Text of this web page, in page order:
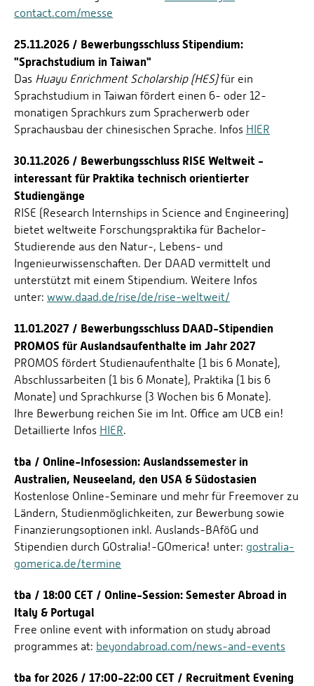
contact.com/messe
25.11.2026 / Bewerbungsschluss Stipendium:
"Sprachstudium in Taiwan"
Das Huayu Enrichment Scholarship (HES)für ein
Sprachstudium in Taiwan fördert einen 6- oder 12-
monatigen Sprachkurs zum Spracherwerb oder
Sprachausbau der chinesischen Sprache. Infos HIER
30.11.2026 / Bewerbungsschluss RISE Weltweit -
interessant für Praktika technisch orientierter
Studiengänge
RISE (Research Internships in Science and Engineering)
bietet weltweite Forschungspraktika für Bachelor-
Studierende aus den Natur-, Lebens- und
Ingenieurwissenschaften. Der DAAD vermittelt und
unterstützt mit einem Stipendium. Weitere Infos
unter: www.daad.de/rise/de/rise-weltweit/
11.01.2027 / Bewerbungsschluss DAAD-Stipendien
PROMOS für Auslandsaufenthalte im Jahr 2027
PROMOS fördert Studienaufenthalte (1 bis 6 Monate),
Abschlussarbeiten (1 bis 6 Monate), Praktika (1 bis 6
Monate) und Sprachkurse (3 Wochen bis 6 Monate).
Ihre Bewerbung reichen Sie im Int. Office am UCB ein!
Detaillierte Infos HIER.
tba / Online-Infosession: Auslandssemester in
Australien, Neuseeland, den USA & Südostasien
Kostenlose Online-Seminare und mehr für Freemover zu
Ländern, Studienmöglichkeiten, zur Bewerbung sowie
Finanzierungsoptionen inkl. Auslands-BAföG und
Stipendien durch GOstralia!-GOmerica! unter: gostralia-
gomerica.de/termine
tba / 18:00 CET / Online-Session: Semester Abroad in
Italy & Portugal
Free online event with information on study abroad
programmes at: beyondabroad.com/news-and-events
tba for 2026 / 17:00-22:00 CET / Recruitment Evening